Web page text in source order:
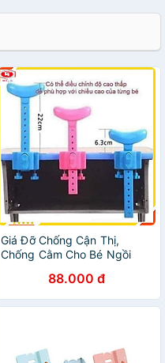
Giá Đỡ Chống Cận Thị,
Chống Cằm Cho Bé Ngồi
Điều Chỉnh Được Độ Cao
88.000 đ